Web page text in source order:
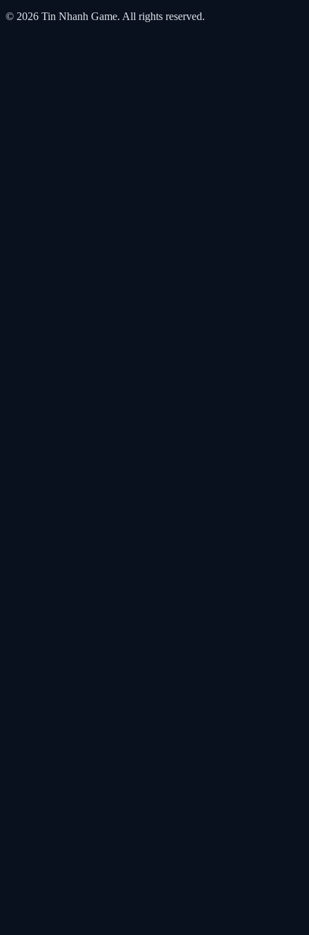
© 2026 Tin Nhanh Game. All rights reserved.